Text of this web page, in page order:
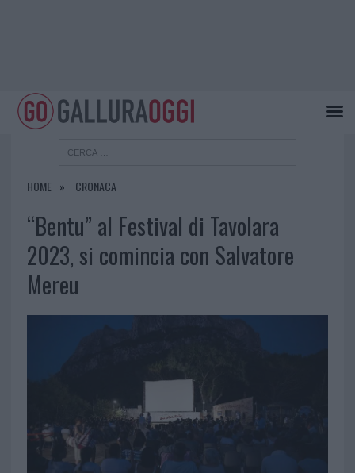
HOME CRONACA
“Bentu” al Festival di Tavolara
2023, si comincia con Salvatore
Mereu